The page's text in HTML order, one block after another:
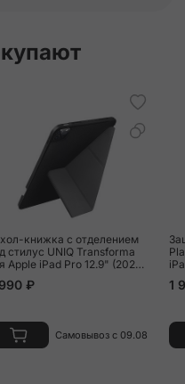
книжка c отделением
стилус UNIQ Transforma
Apple iPad Pro 12.9" (2021 /
₽
Самовывоз с 09.08
1